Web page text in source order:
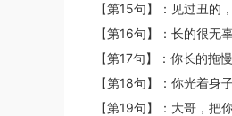
【第15句】：见过丑的
【第16句】：长的很无
【第17句】：你长的拖
【第18句】：你光着身
【第19句】：大哥，把